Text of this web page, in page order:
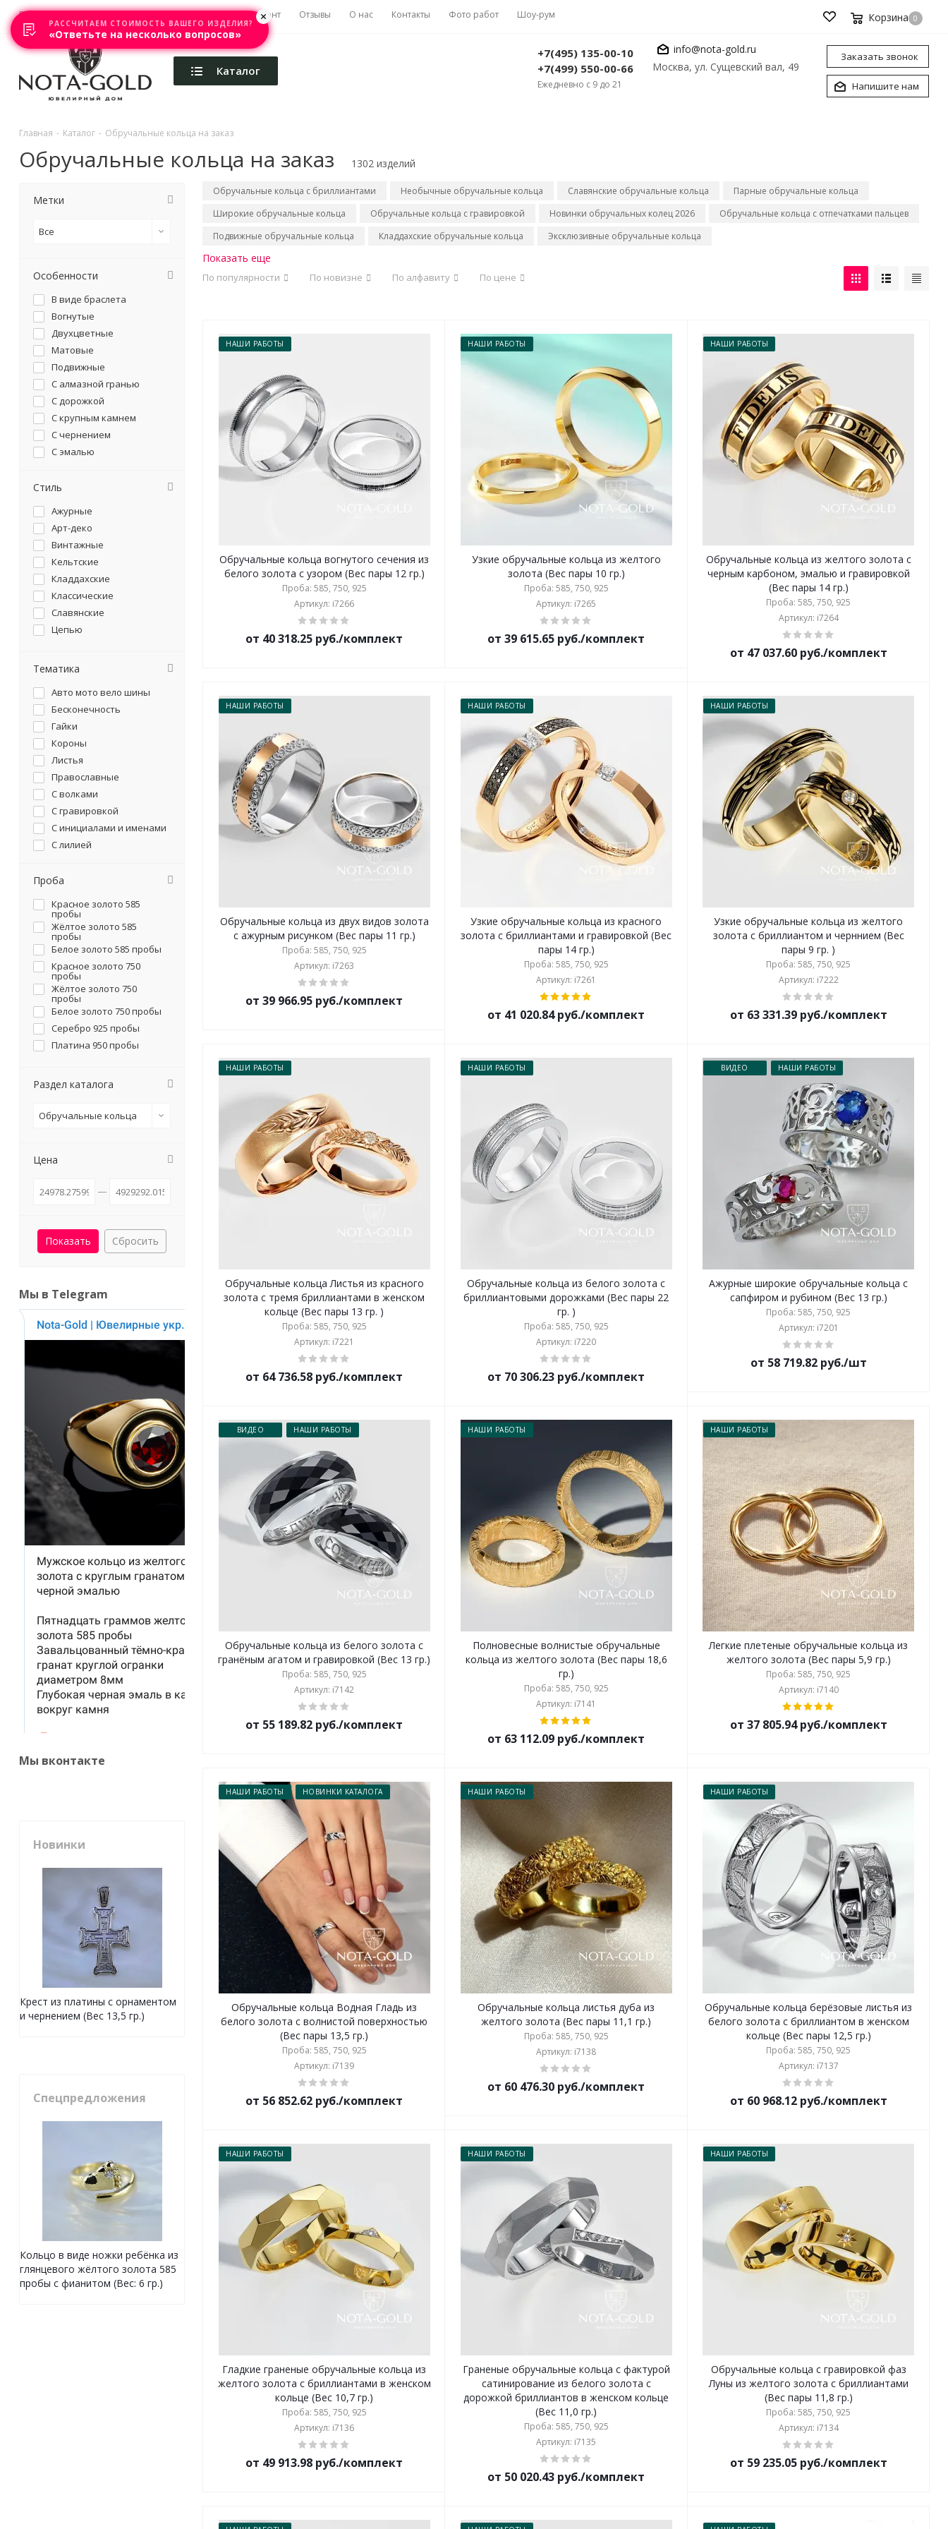
Главная Акции Каталоги Изготовление Ремонт Отзывы О нас Контакты Фото работ Шоу-рум Корзина 0
Каталог
+7(495) 135-00-10
+7(499) 550-00-66
Ежедневно с 9 до 21
info@nota-gold.ru
Москва, ул. Сущевский вал, 49
Заказать звонок
Напишите нам
Главная - Каталог - Обручальные кольца на заказ
Обручальные кольца на заказ 1302 изделий
Обручальные кольца с бриллиантами Необычные обручальные кольца Славянские обручальные кольца
Парные обручальные кольца
Широкие обручальные кольца
Обручальные кольца с гравировкой Новинки обручальных колец 2026
Обручальные кольца с отпечатками пальцев
Подвижные обручальные кольца
Кладдахские обручальные кольца Эксклюзивные обручальные кольца
Показать еще
По популярности По новизне По алфавиту По цене
НАШИ РАБОТЫ
Обручальные кольца вогнутого сечения из
белого золота с узором (Вес пары 12 гр.)
Проба: 585, 750, 925
Артикул: i7266
от 40 318.25 руб./комплект
НАШИ РАБОТЫ
Узкие обручальные кольца из желтого
золота (Вес пары 10 гр.)
Проба: 585, 750, 925
Артикул: i7265
от 39 615.65 руб./комплект
НАШИ РАБОТЫ
Обручальные кольца из желтого золота с
черным карбоном, эмалью и гравировкой
(Вес пары 14 гр.)
Проба: 585, 750, 925
Артикул: i7264
от 47 037.60 руб./комплект
НАШИ РАБОТЫ
Обручальные кольца из двух видов золота
с ажурным рисунком (Вес пары 11 гр.)
Проба: 585, 750, 925
Артикул: i7263
от 39 966.95 руб./комплект
НАШИ РАБОТЫ
Узкие обручальные кольца из красного
золота с бриллиантами и гравировкой (Вес
пары 14 гр.)
Проба: 585, 750, 925
Артикул: i7261
от 41 020.84 руб./комплект
НАШИ РАБОТЫ
Узкие обручальные кольца из желтого
золота с бриллиантом и черннием (Вес
пары 9 гр. )
Проба: 585, 750, 925
Артикул: i7222
от 63 331.39 руб./комплект
НАШИ РАБОТЫ
Обручальные кольца Листья из красного
золота с тремя бриллиантами в женском
кольце (Вес пары 13 гр. )
Проба: 585, 750, 925
Артикул: i7221
от 64 736.58 руб./комплект
НАШИ РАБОТЫ
Обручальные кольца из белого золота с
бриллиантовыми дорожками (Вес пары 22
гр. )
Проба: 585, 750, 925
Артикул: i7220
от 70 306.23 руб./комплект
ВИДЕО НАШИ РАБОТЫ
Ажурные широкие обручальные кольца с
сапфиром и рубином (Вес 13 гр.)
Проба: 585, 750, 925
Артикул: i7201
от 58 719.82 руб./шт
ВИДЕО НАШИ РАБОТЫ
Обручальные кольца из белого золота с
гранёным агатом и гравировкой (Вес 13 гр.)
Проба: 585, 750, 925
Артикул: i7142
от 55 189.82 руб./комплект
НАШИ РАБОТЫ
Полновесные волнистые обручальные
кольца из желтого золота (Вес пары 18,6
гр.)
Проба: 585, 750, 925
Артикул: i7141
от 63 112.09 руб./комплект
НАШИ РАБОТЫ
Легкие плетеные обручальные кольца из
желтого золота (Вес пары 5,9 гр.)
Проба: 585, 750, 925
Артикул: i7140
от 37 805.94 руб./комплект
НАШИ РАБОТЫ НОВИНКИ КАТАЛОГА
Обручальные кольца Водная Гладь из
белого золота с волнистой поверхностью
(Вес пары 13,5 гр.)
Проба: 585, 750, 925
Артикул: i7139
от 56 852.62 руб./комплект
НАШИ РАБОТЫ
Обручальные кольца листья дуба из
желтого золота (Вес пары 11,1 гр.)
Проба: 585, 750, 925
Артикул: i7138
от 60 476.30 руб./комплект
НАШИ РАБОТЫ
Обручальные кольца берёзовые листья из
белого золота с бриллиантом в женском
кольце (Вес пары 12,5 гр.)
Проба: 585, 750, 925
Артикул: i7137
от 60 968.12 руб./комплект
НАШИ РАБОТЫ
Гладкие граненые обручальные кольца из
желтого золота с бриллиантами в женском
кольце (Вес 10,7 гр.)
Проба: 585, 750, 925
Артикул: i7136
от 49 913.98 руб./комплект
НАШИ РАБОТЫ
Граненые обручальные кольца с фактурой
сатинирование из белого золота с
дорожкой бриллиантов в женском кольце
(Вес 11,0 гр.)
Проба: 585, 750, 925
Артикул: i7135
от 50 020.43 руб./комплект
НАШИ РАБОТЫ
Обручальные кольца с гравировкой фаз
Луны из желтого золота с бриллиантами
(Вес пары 11,8 гр.)
Проба: 585, 750, 925
Артикул: i7134
от 59 235.05 руб./комплект
Метки
Все
Особенности
В виде браслета
Вогнутые
Двухцветные
Матовые
Подвижные
С алмазной гранью
С дорожкой
С крупным камнем
С чернением
С эмалью
Узкие
Стиль
Ажурные
Арт-деко
Винтажные
Кельтские
Кладдахские
Классические
Славянские
Цепью
Тематика
Авто мото вело шины
Бесконечность
Гайки
Короны
Листья
Православные
С волками
С гравировкой
С инициалами и именами
С лилией
С плетением косички
С символикой
Со слонами
Проба
Красное золото 585
пробы
Жёлтое золото 585
пробы
Белое золото 585 пробы
Красное золото 750
пробы
Жёлтое золото 750
пробы
Белое золото 750 пробы
Серебро 925 пробы
Платина 950 пробы
Раздел каталога
Обручальные кольца
Цена
Сбросить
Мы в Telegram
Мы вконтакте
Новинки
Крест из платины с орнаментом
и чернением (Вес 13,5 гр.)
Спецпредложения
Кольцо в виде ножки ребёнка из
глянцевого жёлтого золота 585
пробы с фианитом (Вес: 6 гр.)
РАССЧИТАЕМ СТОИМОСТЬ ВАШЕГО ИЗДЕЛИЯ?
«Ответьте на несколько вопросов»